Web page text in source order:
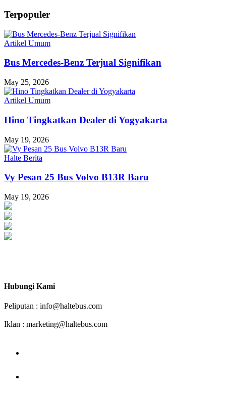
Terpopuler
Artikel Umum
Bus Mercedes-Benz Terjual Signifikan
May 25, 2026
Artikel Umum
Hino Tingkatkan Dealer di Yogyakarta
May 19, 2026
Halte Berita
Vy Pesan 25 Bus Volvo B13R Baru
May 19, 2026
Hubungi Kami
Peliputan : info@haltebus.com
Iklan : marketing@haltebus.com